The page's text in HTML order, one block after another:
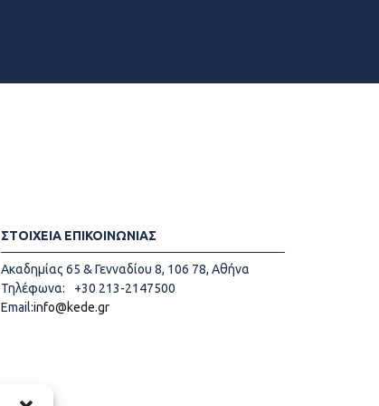
ΣΤΟΙΧΕΙΑ ΕΠΙΚΟΙΝΩΝΙΑΣ
Ακαδημίας 65 & Γενναδίου 8, 106 78, Αθήνα
Τηλέφωνα:
+30 213-2147500
Email:info@kede.gr